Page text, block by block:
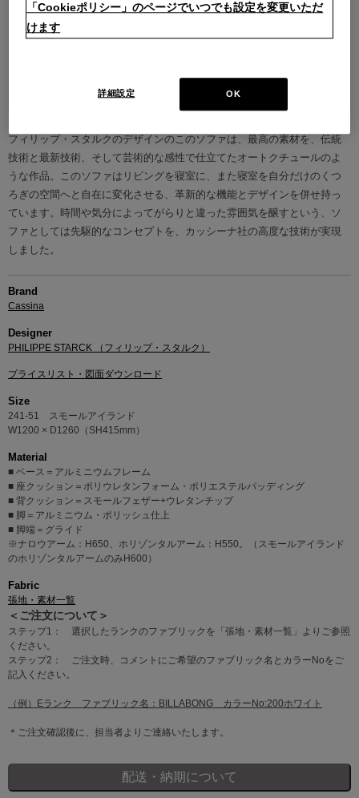
フィリップ・スタルクのデザインのこのソファは、最高の素材を、伝統
技術と最新技術、そして芸術的な感性で仕立てたオートクチュールのよ
うな作品。このソファはリビングを寝室に、また寝室を自分だけのくつ
ろぎの空間へと自在に変化させる、革新的な機能とデザインを併せ持っ
ています。時間や気分によってがらりと違った雰囲気を醸すという、ソ
ファとしては先駆的なコンセプトを、カッシーナ社の高度な技術が実現
しました。
Brand
Cassina
Designer
PHILIPPE STARCK （フィリップ・スタルク）
プライスリスト・図面ダウンロード
Size
241-51 スモールアイランド
W1200 × D1260（SH415mm）
Material
■ ベース＝アルミニウムフレーム
■ 座クッション＝ポリウレタンフォーム・ポリエステルパッディング
■ 背クッション＝スモールフェザー+ウレタンチップ
■ 脚＝アルミニウム・ポリッシュ仕上
■ 脚端＝グライド
※ナロウアーム：H650、ホリゾンタルアーム：H550。（スモールアイランド
のホリゾンタルアームのみH600）
Fabric
張地・素材一覧
＜ご注文について＞
ステップ1： 選択したランクのファブリックを「張地・素材一覧」よりご参照
ください。
ステップ2： ご注文時、コメントにご希望のファブリック名とカラーNoをご
記入ください。
（例）Eランク ファブリック名：BILLABONG カラーNo:200ホワイト
＊ご注文確認後に、担当者よりご連絡いたします。
「Cookieポリシー」のページでいつでも設定を変更いただ
けます
OK
詳細設定